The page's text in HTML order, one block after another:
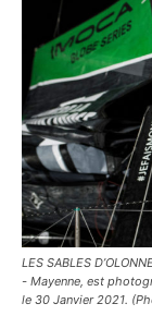
LES SABLES
- Mayenne, est
le 30 Janvier 2021.